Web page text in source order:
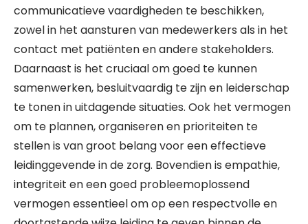
communicatieve vaardigheden te beschikken,
zowel in het aansturen van medewerkers als in het
contact met patiënten en andere stakeholders.
Daarnaast is het cruciaal om goed te kunnen
samenwerken, besluitvaardig te zijn en leiderschap
te tonen in uitdagende situaties. Ook het vermogen
om te plannen, organiseren en prioriteiten te
stellen is van groot belang voor een effectieve
leidinggevende in de zorg. Bovendien is empathie,
integriteit en een goed probleemoplossend
vermogen essentieel om op een respectvolle en